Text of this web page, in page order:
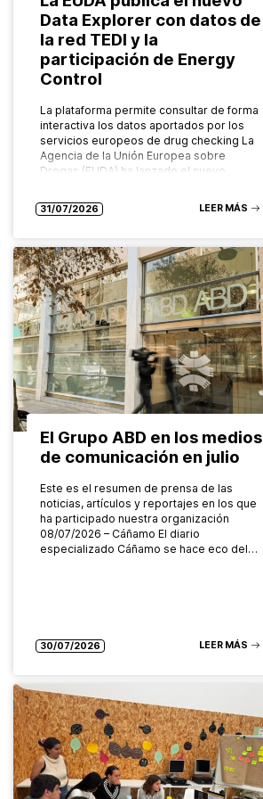
Data Explorer con datos de
la red TEDI y la
participación de Energy
Control
La plataforma permite consultar de forma
interactiva los datos aportados por los
servicios europeos de drug checking La
Agencia de la Unión Europea sobre
Drogas (EUDA) ha lanzado el nuevo…
31/07/2026 LEER MÁS
El Grupo ABD en los medios
de comunicación en julio
Este es el resumen de prensa de las
noticias, artículos y reportajes en los que
ha participado nuestra organización
08/07/2026 – Cáñamo El diario
especializado Cáñamo se hace eco del…
30/07/2026 LEER MÁS